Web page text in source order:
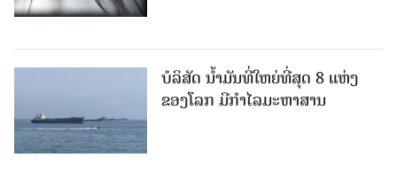
ບໍລິສັດ ນ້ຳມັນທີ່ໃຫຍ່ທີ່ສຸດ 8 ແຫ່ງ
ຂອງໂລກ ມີກຳໄລມະຫາສານ